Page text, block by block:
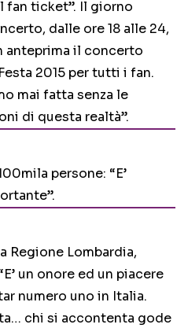
fan ticket”. Il giorno
dalle ore 18 alle 24,
anteprima il concerto
2015 per tutti i fan.
mai fatta senza le
di questa realtà”.
persone: “E’
Regione Lombardia,
un onore ed un piacere
numero uno in Italia.
chi si accontenta gode